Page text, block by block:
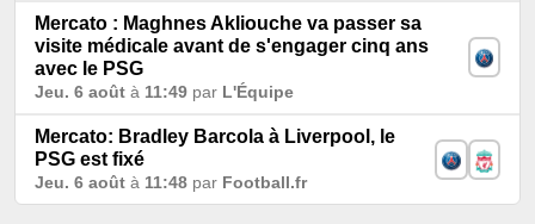
Mercato : Maghnes Akliouche va passer sa
visite médicale avant de s'engager cinq ans
avec le PSG
Jeu. 6 août à 11:49 par L'Équipe
Mercato: Bradley Barcola à Liverpool, le
PSG est fixé
Jeu. 6 août à 11:48 par Football.fr